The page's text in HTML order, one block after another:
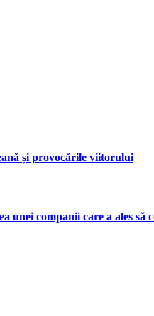
și provocările viitorului
unei companii care a ales să